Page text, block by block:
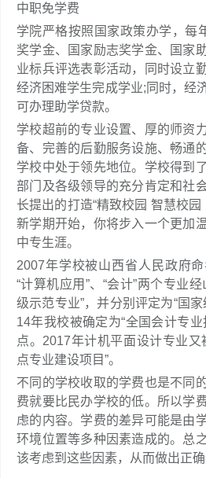
中职免学费
学院严格按照国家政策办学，每
奖学金、国家励志奖学金、国家
业标兵评选表彰活动，同时设立
经济困难学生完成学业;同时，经
可办理助学贷款。
学校超前的专业设置、厚的师资
备、完善的后勤服务设施、畅通
学校中处于领先地位。学校得到
部门及各级领导的充分肯定和社
长提出的打造“精致校园 智慧校园
新学期开始，你将步入一个更加
中专生涯。
2007年学校被山西省人民政府
“计算机应用”、“会计”两个专业
级示范专业”，并分别评定为“国
14年我校被确定为“全国会计专
点。2017年计机平面设计专业又
点专业建设项目”。
不同的学校收取的学费也是不同
费就要比民办学校的低。所以学
虑的内容。学费的差异可能是由
环境位置等多种因素造成的。总
该考虑到这些因素，从而做出正确